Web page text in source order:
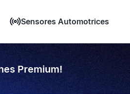
Sensores Automotrices
Premium!